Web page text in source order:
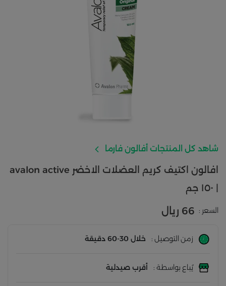
شاهد كل المنتجات أفالون فارما
افالون اكتيف كريم العضلات الاخضر avalon active
السعر : 66 ريال
زمن التوصيل : خلال 30-60 دقيقة
يُباع بواسطة : أقرب صيدلية